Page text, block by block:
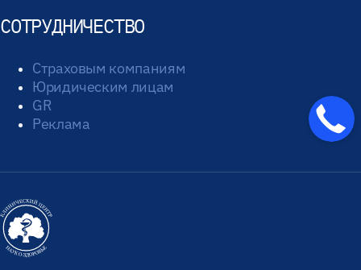
СОТРУДНИЧЕСТВО
Страховым компаниям
Юридическим лицам
GR
Реклама